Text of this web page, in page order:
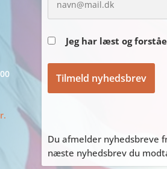
Jeg har læst og
Du afmelder nyhedsbreve
næste nyhedsbrev du